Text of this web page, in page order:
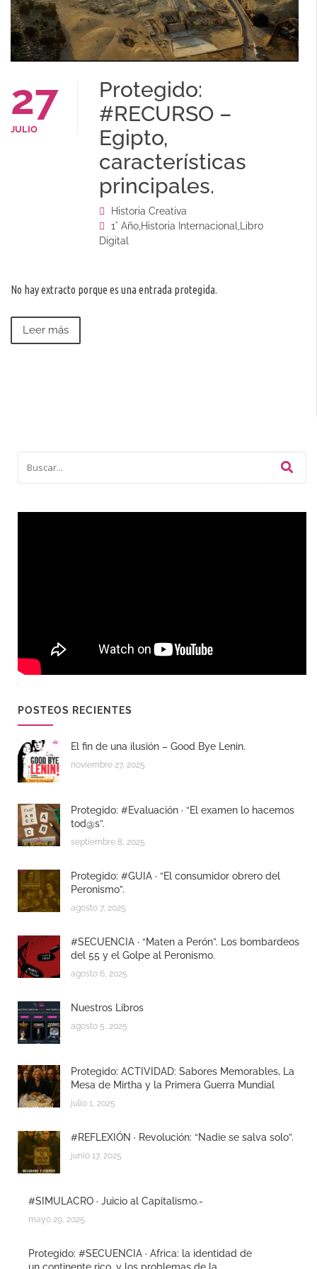
27
JULIO
Protegido:
#RECURSO –
Egipto,
características
principales.
Historia Creativa
1° Año Historia Internacional
Libro
Digital
No hay extracto porque es una entrada protegida.
Leer más
POSTEOS RECIENTES
El fin de una ilusión – Good Bye Lenin.
noviembre 27, 2025
Protegido: #Evaluación · “El examen lo hacemos
tod@s”.
septiembre 8, 2025
Protegido: #GUIA · “El consumidor obrero del
Peronismo”.
agosto 7, 2025
#SECUENCIA · “Maten a Perón”. Los bombardeos
del 55 y el Golpe al Peronismo.
agosto 6, 2025
Nuestros Libros
agosto 5, 2025
Protegido: ACTIVIDAD: Sabores Memorables, La
Mesa de Mirtha y la Primera Guerra Mundial
julio 1, 2025
#REFLEXIÓN · Revolución: “Nadie se salva solo”.
junio 17, 2025
#SIMULACRO · Juicio al Capitalismo.-
mayo 29, 2025
Protegido: #SECUENCIA · Africa: la identidad de
un continente rico, y los problemas de la